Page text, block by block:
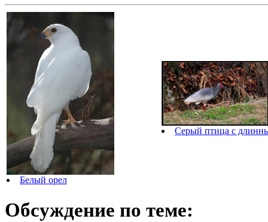
Белый орел
Серый птица с
Обсуждение по теме: